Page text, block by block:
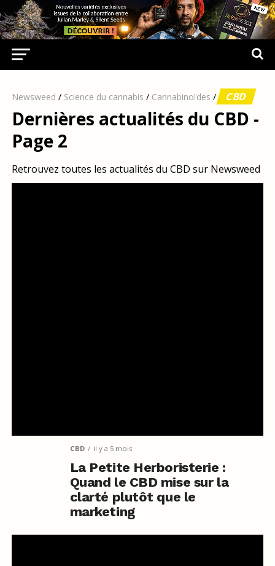
Newsweed / Science du cannabis / Cannabinoïdes / CBD
Dernières actualités du CBD -
Page 2
Retrouvez toutes les actualités du CBD sur Newsweed
CBD il y a 5 mois
La Petite Herboristerie :
Quand le CBD mise sur la
clarté plutôt que le
marketing